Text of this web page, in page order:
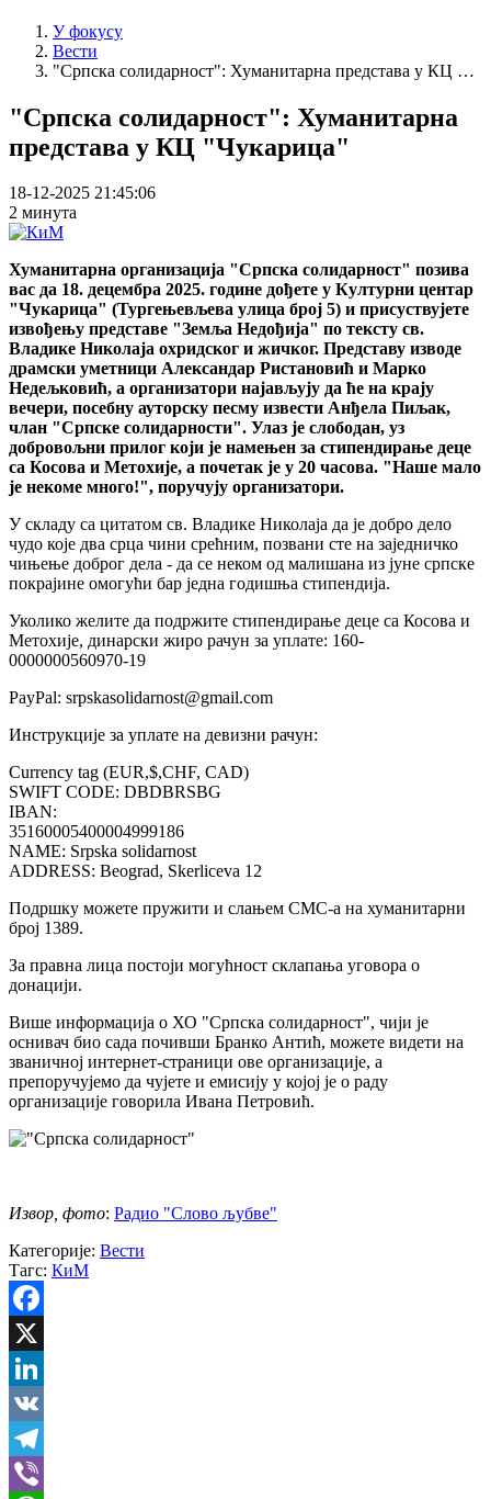
У фокусу
Вести
"Српска солидарност": Хуманитарна представа у КЦ …
"Српска солидарност": Хуманитарна
представа у КЦ "Чукарица"
18-12-2025 21:45:06
2 минута
Хуманитарна организација "Српска солидарност" позива
вас да 18. децембра 2025. године дођете у Културни центар
"Чукарица" (Тургењевљева улица број 5) и присуствујете
извођењу представе "Земља Недођија" по тексту св.
Владике Николаја охридског и жичког. Представу изводе
драмски уметници Александар Ристановић и Марко
Недељковић, а организатори најављују да ће на крају
вечери, посебну ауторску песму извести Анђела Пиљак,
члан "Српске солидарности". Улаз је слободан, уз
добровољни прилог који је намењен за стипендирање деце
са Косова и Метохије, а почетак је у 20 часова. "Наше мало
је некоме много!", поручују организатори.
У складу са цитатом св. Владике Николаја да је добро дело
чудо које два срца чини срећним, позвани сте на заједничко
чињење доброг дела - да се неком од малишана из јуне српске
покрајине омогући бар једна годишња стипендија.
Уколико желите да подржите стипендирање деце са Косова и
Метохије, динарски жиро рачун за уплате: 160-
0000000560970-19
PayPal: srpskasolidarnost@gmail.com
Инструкције за уплате на девизни рачун:
Currency tag (EUR,$,CHF, CAD)
SWIFT CODE: DBDBRSBG
IBAN:
35160005400004999186
NAME: Srpska solidarnost
ADDRESS: Beograd, Skerliceva 12
Подршку можете пружити и слањем СМС-а на хуманитарни
број 1389.
За правна лица постоји могућност склапања уговора о
донацији.
Више информација о ХО "Српска солидарност", чији је
оснивач био сада почивши Бранко Антић, можете видети на
званичној интернет-страници ове организације, а
препоручујемо да чујете и емисију у којој је о раду
организације говорила Ивана Петровић.
Извор, фото: Радио "Слово љубве"
Категорије: Вести
Тагс: КиМ
Facebook
X
LinkedIn
VK
Telegram